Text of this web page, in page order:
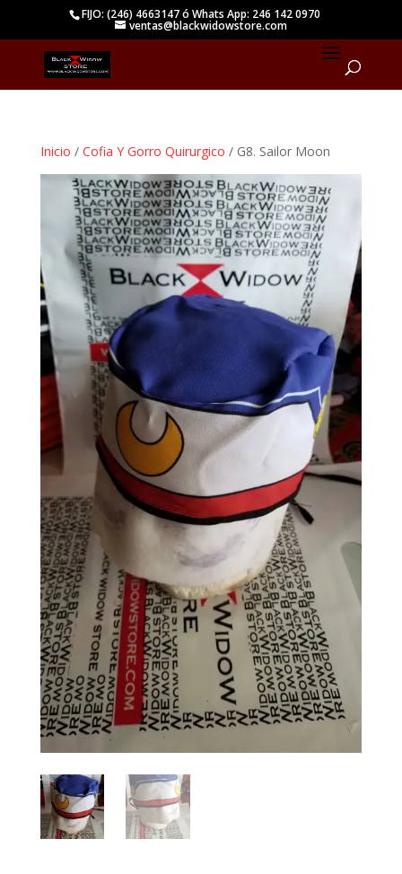
FIJO: (246) 4663147 ó Whats App: 246 142 0970
ventas@blackwidowstore.com
Inicio / Cofia Y Gorro Quirurgico / G8. Sailor Moon